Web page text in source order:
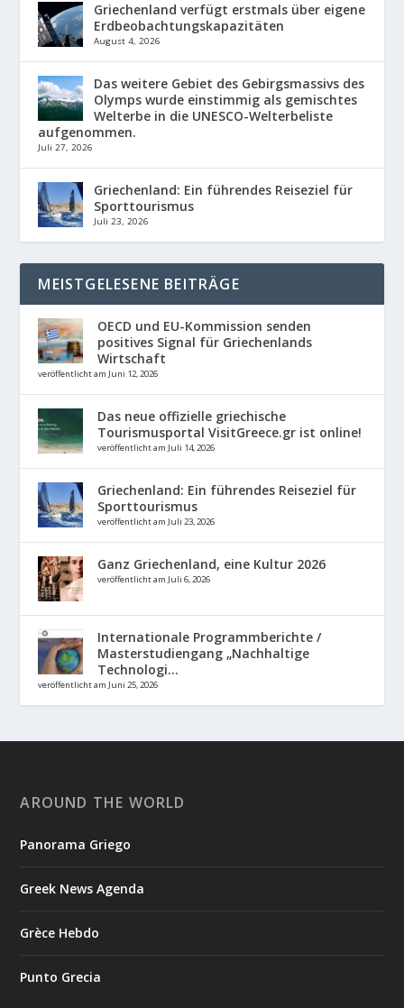
Griechenland verfügt erstmals über eigene
Erdbeobachtungskapazitäten
August 4, 2026
Das weitere Gebiet des Gebirgsmassivs des
Olymps wurde einstimmig als gemischtes
Welterbe in die UNESCO-Welterbeliste
aufgenommen.
Juli 27, 2026
Griechenland: Ein führendes Reiseziel für
Sporttourismus
Juli 23, 2026
MEISTGELESENE BEITRÄGE
OECD und EU-Kommission senden
positives Signal für Griechenlands
Wirtschaft
veröffentlicht am Juni 12, 2026
Das neue offizielle griechische
Tourismusportal VisitGreece.gr ist online!
veröffentlicht am Juli 14, 2026
Griechenland: Ein führendes Reiseziel für
Sporttourismus
veröffentlicht am Juli 23, 2026
Ganz Griechenland, eine Kultur 2026
veröffentlicht am Juli 6, 2026
Internationale Programmberichte /
Masterstudiengang „Nachhaltige
Technologi...
veröffentlicht am Juni 25, 2026
AROUND THE WORLD
Panorama Griego
Greek News Agenda
Grèce Hebdo
Punto Grecia